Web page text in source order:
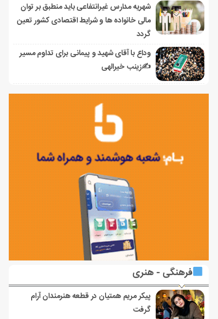
شهریه مدارس غیرانتفاعی باید منطبق بر توان
مالی خانواده ها و شرایط اقتصادی کشور تعین
گردد
وداع با آقای شهید و پیمانی برای تداوم مسیر
✍زینب خیرالهی
فرهنگی - هنری
پیکر مریم همتیان در قطعه هنرمندان آرام
گرفت